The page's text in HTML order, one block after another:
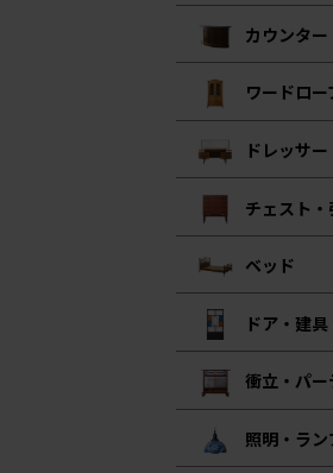
カウンター
ワードロー
ドレッサ
チェスト
ベッド
ドア・建
衝立・パ
照明・ラン